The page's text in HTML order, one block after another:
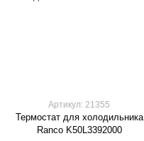
Артикул: 21355
Термостат для холодильника
Ranco K50L3392000